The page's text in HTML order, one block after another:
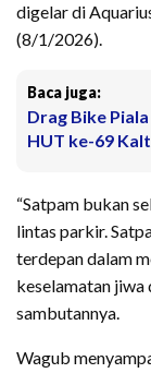
digelar di
(8/1/2026).
Baca juga:
Drag Bike
HUT ke-69
“Satpam bukan
lintas parkir.
terdepan dalam
keselamatan jiwa
sambutannya.
Wagub